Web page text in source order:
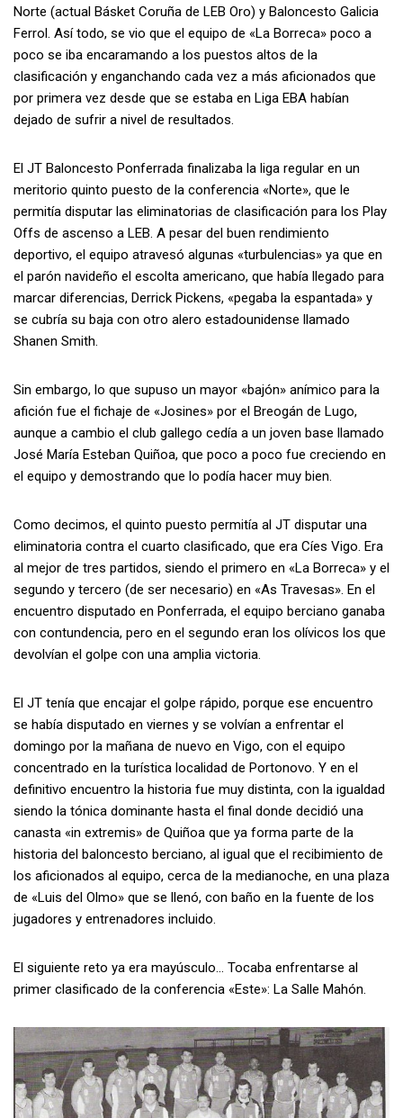
Norte (actual Básket Coruña de LEB Oro) y Baloncesto Galicia
Ferrol. Así todo, se vio que el equipo de «La Borreca» poco a
poco se iba encaramando a los puestos altos de la
clasificación y enganchando cada vez a más aficionados que
por primera vez desde que se estaba en Liga EBA habían
dejado de sufrir a nivel de resultados.
El JT Baloncesto Ponferrada finalizaba la liga regular en un
meritorio quinto puesto de la conferencia «Norte», que le
permitía disputar las eliminatorias de clasificación para los Play
Offs de ascenso a LEB. A pesar del buen rendimiento
deportivo, el equipo atravesó algunas «turbulencias» ya que en
el parón navideño el escolta americano, que había llegado para
marcar diferencias, Derrick Pickens, «pegaba la espantada» y
se cubría su baja con otro alero estadounidense llamado
Shanen Smith.
Sin embargo, lo que supuso un mayor «bajón» anímico para la
afición fue el fichaje de «Josines» por el Breogán de Lugo,
aunque a cambio el club gallego cedía a un joven base llamado
José María Esteban Quiñoa, que poco a poco fue creciendo en
el equipo y demostrando que lo podía hacer muy bien.
Como decimos, el quinto puesto permitía al JT disputar una
eliminatoria contra el cuarto clasificado, que era Cíes Vigo. Era
al mejor de tres partidos, siendo el primero en «La Borreca» y el
segundo y tercero (de ser necesario) en «As Travesas». En el
encuentro disputado en Ponferrada, el equipo berciano ganaba
con contundencia, pero en el segundo eran los olívicos los que
devolvían el golpe con una amplia victoria.
El JT tenía que encajar el golpe rápido, porque ese encuentro
se había disputado en viernes y se volvían a enfrentar el
domingo por la mañana de nuevo en Vigo, con el equipo
concentrado en la turística localidad de Portonovo. Y en el
definitivo encuentro la historia fue muy distinta, con la igualdad
siendo la tónica dominante hasta el final donde decidió una
canasta «in extremis» de Quiñoa que ya forma parte de la
historia del baloncesto berciano, al igual que el recibimiento de
los aficionados al equipo, cerca de la medianoche, en una plaza
de «Luis del Olmo» que se llenó, con baño en la fuente de los
jugadores y entrenadores incluido.
El siguiente reto ya era mayúsculo… Tocaba enfrentarse al
primer clasificado de la conferencia «Este»: La Salle Mahón.